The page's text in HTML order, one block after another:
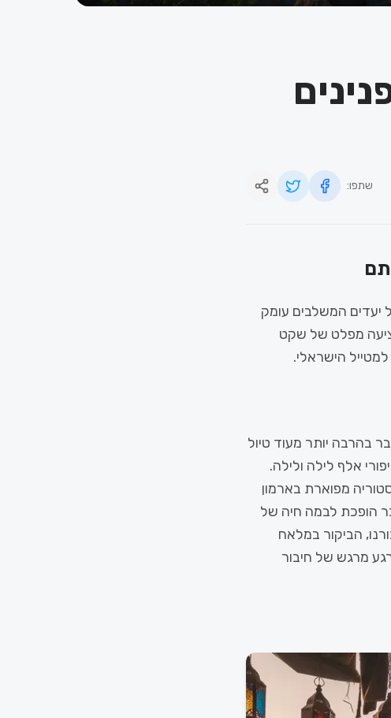
של 2026: פנינים
שתפו:
על יעדים המשלבים עומק
מפלט של שקט
הישראלי.
בהרבה יותר מעוד טיול
אלף לילה ולילה.
מפוארת בארמון
הופכת לבמה חיה של
הביקור במלאח
ספרד, הפועל מעל 500 שנה, הוא רגע מרגש של חיבור